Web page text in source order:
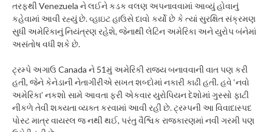
તરફથી Venezuela ને લઈને કડક વલણ અપનાવવામાં આવ્યું હોવાનું
કહેવામાં આવી રહ્યું છે. વ્હાઇટ હાઉસે દાવો કર્યો છે કે ત્યાં સુરક્ષિત સંક્રમણ
સુધી અમેરિકાનું નિયંત્રણ રહેશે, જેનાથી લેટિન અમેરિકા અને યુરોપ બંનેમાં
અસંતોષ વધી શકે છે.
ટ્રમ્પે અગાઉ Canada ને 51મું અમેરિકી રાજ્ય બનાવવાની વાત પણ કરી
હતી, જેને કેનેડાની નેતાગીરીએ સખત શબ્દોમાં નકારી કાઢી હતી. હવે ‘નવો
અમેરિકા’ નકશો સામે આવતા ફરી એકવાર યુરોપિયન દેશોમાં ગુસ્સો ફાટી
નીકળે તેવી શક્યતા વ્યક્ત કરવામાં આવી રહી છે. ટ્રમ્પની આ વિવાદાસ્પદ
પોસ્ટ માત્ર વાયરલ જ નથી થઈ, પરંતુ વૈશ્વિક રાજકારણમાં નવી ગરમી પણ